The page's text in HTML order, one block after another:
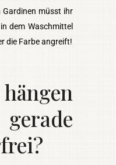
Gardinen müsst ihr
dem Waschmittel
die Farbe angreift!